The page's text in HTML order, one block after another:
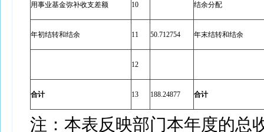
用事业基金弥补收支差额 10 结余分配
年初结转和结余 11 50.712754 年末结转和结余
12
合计 13 188.24877 合计
注：本表反映部门本年度的总